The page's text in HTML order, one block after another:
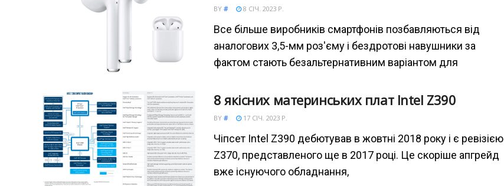
BY # 8 СІЧ. 2023 Р.
Все більше виробників смартфонів позбавляються від
аналогових 3,5-мм роз'єму і бездротові навушники за
фактом стають безальтернативним варіантом для
8 якісних материнських плат Intel Z390
BY # 17 СІЧ. 2023 Р.
Чіпсет Intel Z390 дебютував в жовтні 2018 року і є ревізією
Z370, представленого ще в 2017 році. Це скоріше апгрейд
вже існуючого обладнання,